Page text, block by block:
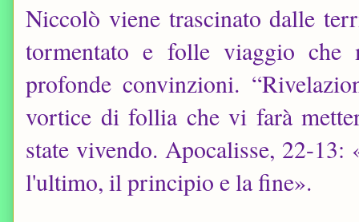
Niccolò viene trascinato dalle
tormentato e folle viaggio
profonde convinzioni.
vortice di follia che vi farà
state vivendo. Apocalisse, 22-
l'ultimo, il principio e la fine».